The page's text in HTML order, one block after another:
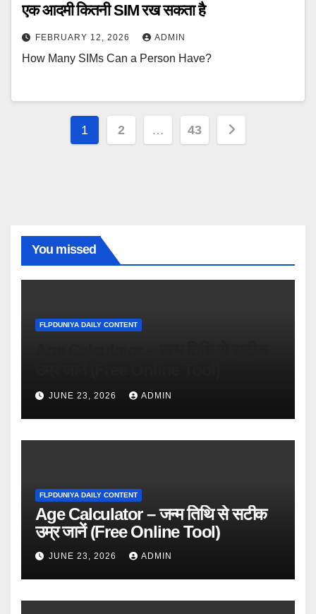
एक आदमी कितनी SIM रख सकता है
FEBRUARY 12, 2026 ADMIN
How Many SIMs Can a Person Have?
Posts
1 2 … 43
You missed
FLPDUNIYA DAILY CONTENT
JUNE 23, 2026 ADMIN
FLPDUNIYA DAILY CONTENT
Age Calculator – जन्म तिथि से सटीक
उम्र जानें (Free Online Tool)
JUNE 23, 2026 ADMIN